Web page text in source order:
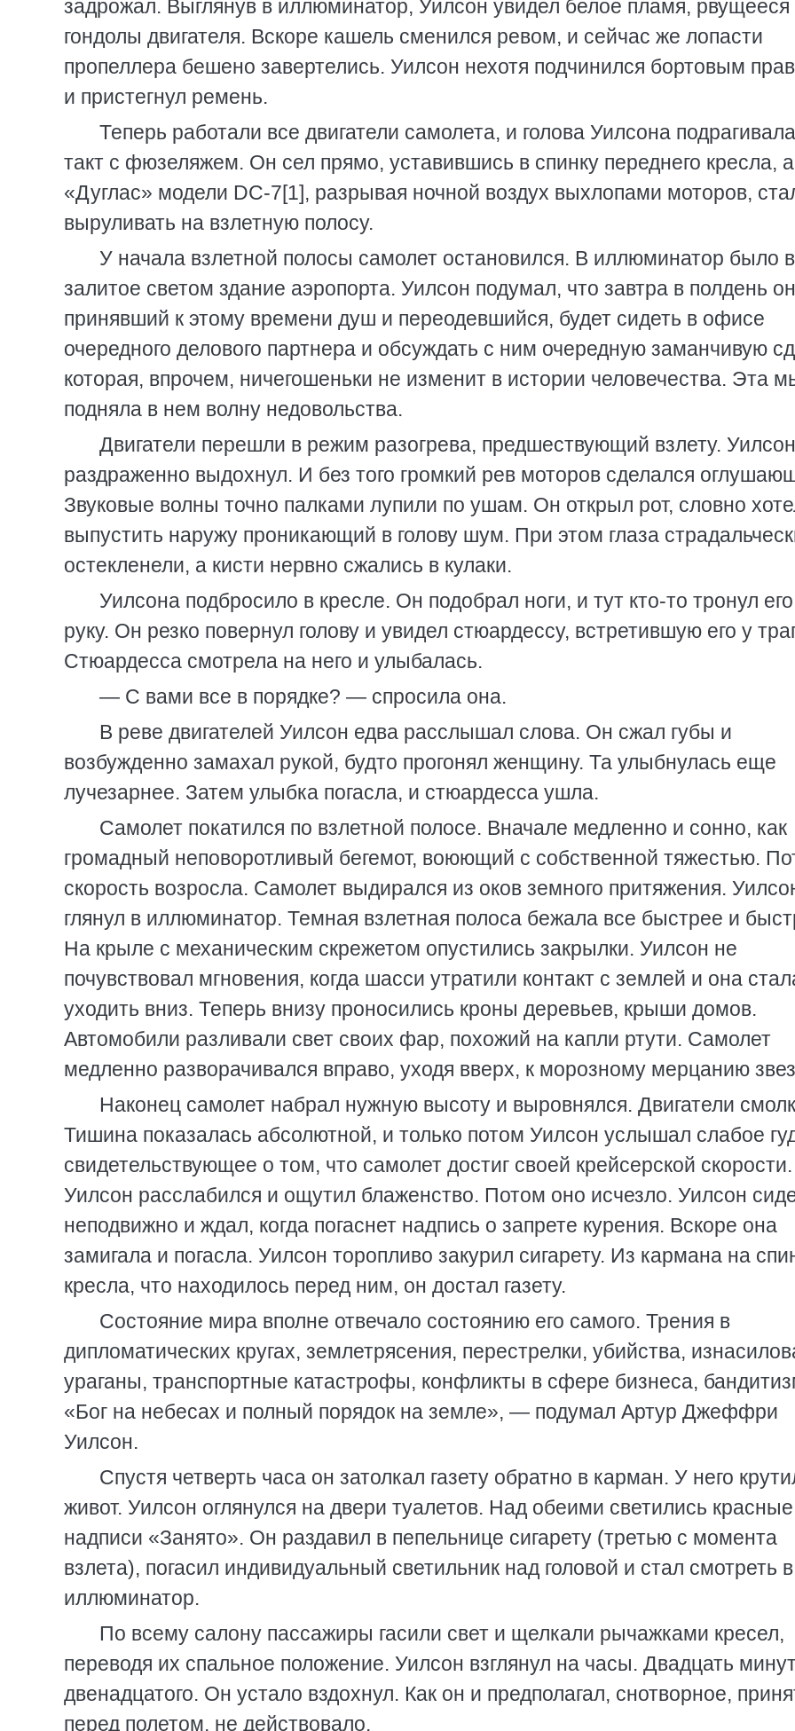
задрожал. Выглянув в иллюминатор, Уилсон увидел белое пламя, рвущееся
гондолы двигателя. Вскоре кашель сменился ревом, и сейчас же лопасти
пропеллера бешено завертелись. Уилсон нехотя подчинился бортовым
и пристегнул ремень.
Теперь работали все двигатели самолета, и голова Уилсона
такт с фюзеляжем. Он сел прямо, уставившись в спинку переднего кресла, а
«Дуглас» модели DC-7[1], разрывая ночной воздух выхлопами моторов,
выруливать на взлетную полосу.
У начала взлетной полосы самолет остановился. В иллюминатор было
залитое светом здание аэропорта. Уилсон подумал, что завтра в полдень
принявший к этому времени душ и переодевшийся, будет сидеть в офисе
очередного делового партнера и обсуждать с ним очередную заманчивую
которая, впрочем, ничегошеньки не изменит в истории человечества. Эта
подняла в нем волну недовольства.
Двигатели перешли в режим разогрева, предшествующий взлету. Уилсон
раздраженно выдохнул. И без того громкий рев моторов сделался
Звуковые волны точно палками лупили по ушам. Он открыл рот, словно
выпустить наружу проникающий в голову шум. При этом глаза
остекленели, а кисти нервно сжались в кулаки.
Уилсона подбросило в кресле. Он подобрал ноги, и тут кто-то тронул
руку. Он резко повернул голову и увидел стюардессу, встретившую его у
Стюардесса смотрела на него и улыбалась.
— С вами все в порядке? — спросила она.
В реве двигателей Уилсон едва расслышал слова. Он сжал губы и
возбужденно замахал рукой, будто прогонял женщину. Та улыбнулась еще
лучезарнее. Затем улыбка погасла, и стюардесса ушла.
Самолет покатился по взлетной полосе. Вначале медленно и сонно, как
громадный неповоротливый бегемот, воюющий с собственной тяжестью.
скорость возросла. Самолет выдирался из оков земного притяжения.
глянул в иллюминатор. Темная взлетная полоса бежала все быстрее и
На крыле с механическим скрежетом опустились закрылки. Уилсон не
почувствовал мгновения, когда шасси утратили контакт с землей и она
уходить вниз. Теперь внизу проносились кроны деревьев, крыши домов.
Автомобили разливали свет своих фар, похожий на капли ртути. Самолет
медленно разворачивался вправо, уходя вверх, к морозному мерцанию
Наконец самолет набрал нужную высоту и выровнялся. Двигатели
Тишина показалась абсолютной, и только потом Уилсон услышал слабое
свидетельствующее о том, что самолет достиг своей крейсерской скорости.
Уилсон расслабился и ощутил блаженство. Потом оно исчезло. Уилсон
неподвижно и ждал, когда погаснет надпись о запрете курения. Вскоре она
замигала и погасла. Уилсон торопливо закурил сигарету. Из кармана на
кресла, что находилось перед ним, он достал газету.
Состояние мира вполне отвечало состоянию его самого. Трения в
дипломатических кругах, землетрясения, перестрелки, убийства,
ураганы, транспортные катастрофы, конфликты в сфере бизнеса,
«Бог на небесах и полный порядок на земле», — подумал Артур Джеффри
Уилсон.
Спустя четверть часа он затолкал газету обратно в карман. У него
живот. Уилсон оглянулся на двери туалетов. Над обеими светились красные
надписи «Занято». Он раздавил в пепельнице сигарету (третью с момента
взлета), погасил индивидуальный светильник над головой и стал смотреть в
иллюминатор.
По всему салону пассажиры гасили свет и щелкали рычажками кресел,
переводя их спальное положение. Уилсон взглянул на часы. Двадцать
двенадцатого. Он устало вздохнул. Как он и предполагал, снотворное,
перед полетом, не действовало.